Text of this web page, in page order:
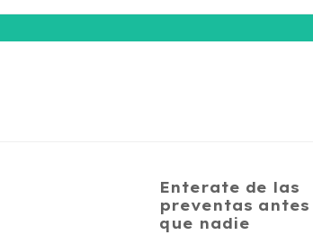
Enterate de las
preventas antes
que nadie